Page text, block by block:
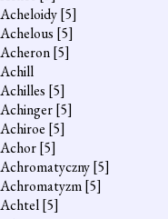
Acheloidy[5]
Achelous [5]
Acheron[5]
Achill
Achilles [5]
Achinger[5]
Achiroe [5]
Achor[5]
Achromatyczny[5]
Achromatyzm[5]
Achtel[5]